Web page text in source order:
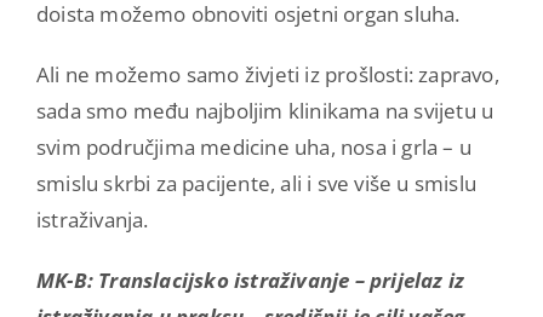
doista možemo obnoviti osjetni organ sluha.
Ali ne možemo samo živjeti iz prošlosti: zapravo,
sada smo među najboljim klinikama na svijetu u
svim područjima medicine uha, nosa i grla – u
smislu skrbi za pacijente, ali i sve više u smislu
istraživanja.
MK-B: Translacijsko istraživanje – prijelaz iz